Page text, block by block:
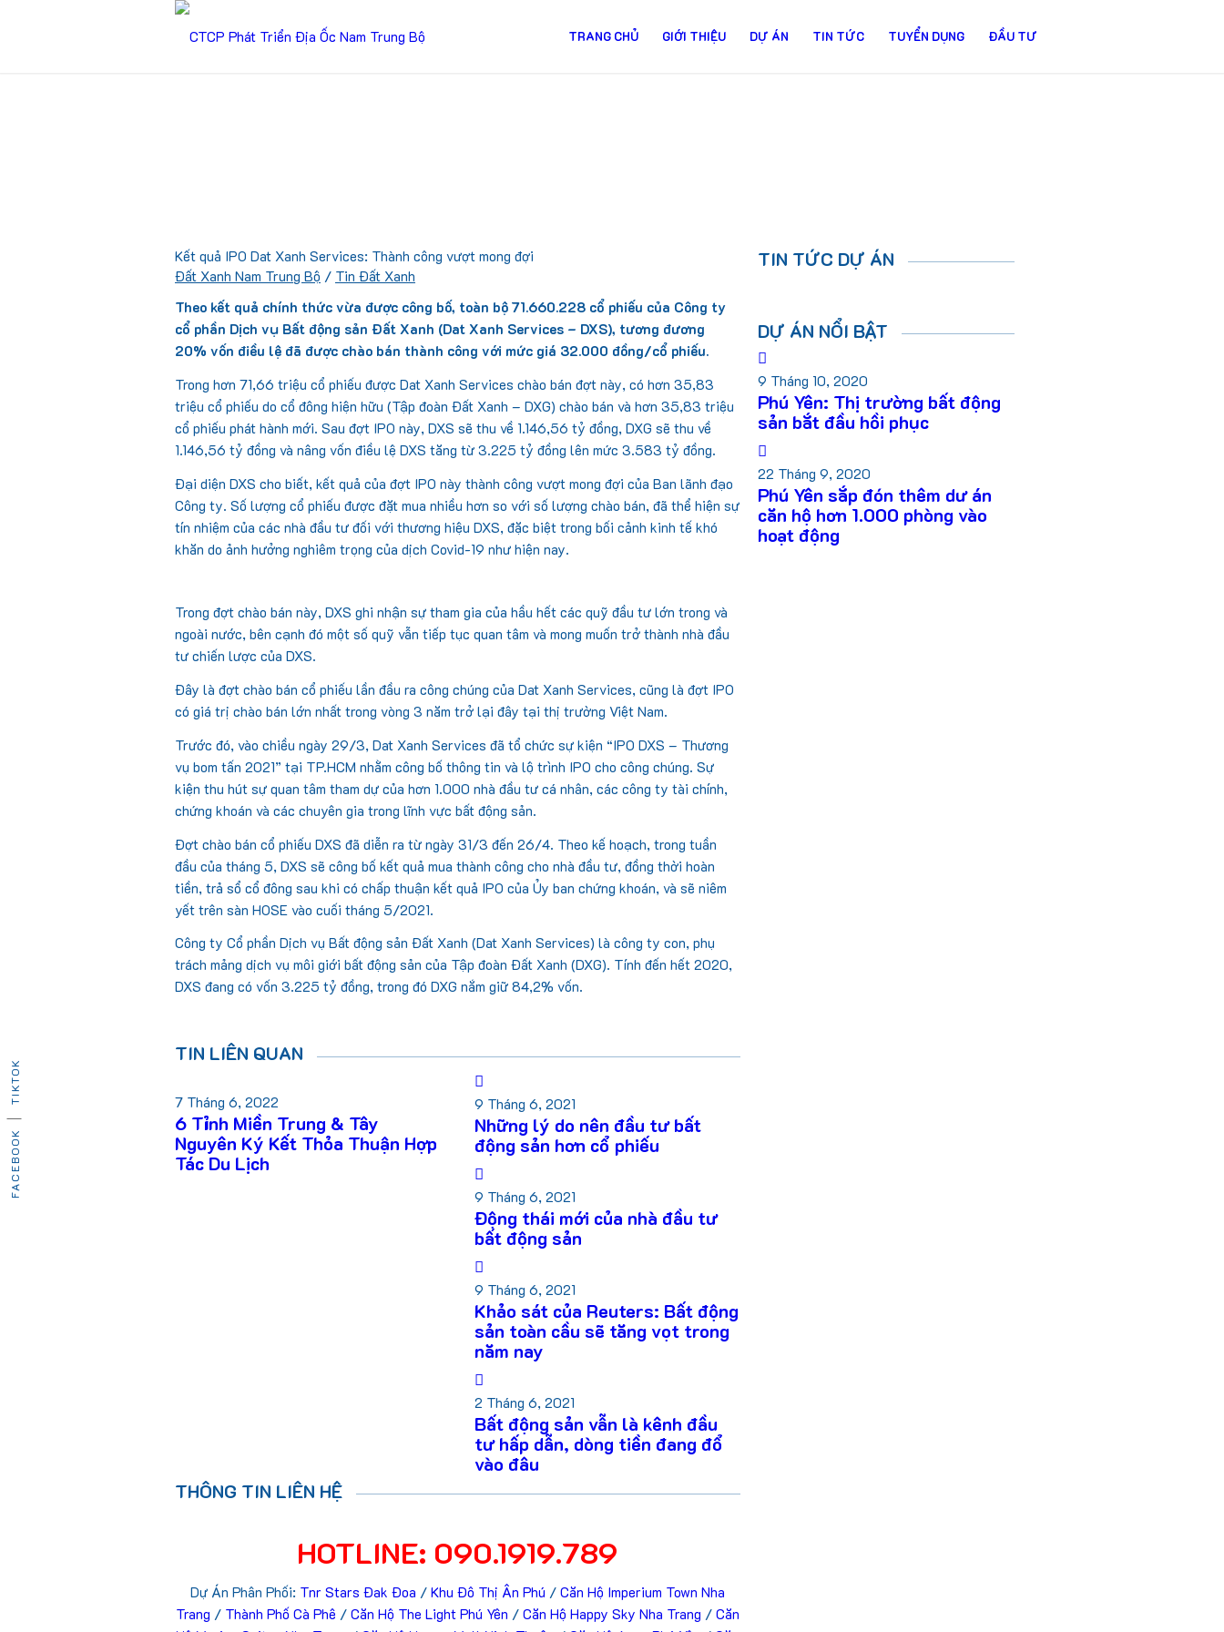
FACEBOOK
TIKTOK
TRANG CHỦ GIỚI THIỆU DỰ ÁN TIN TỨC TUYỂN DỤNG ĐẦU TƯ
Kết quả IPO Dat Xanh Services: Thành công vượt mong đợi
Đất Xanh Nam Trung Bộ / Tin Đất Xanh
Theo kết quả chính thức vừa được công bố, toàn bộ 71.660.228 cổ phiếu của Công ty
cổ phần Dịch vụ Bất động sản Đất Xanh (Dat Xanh Services – DXS), tương đương
20% vốn điều lệ đã được chào bán thành công với mức giá 32.000 đồng/cổ phiếu.
Trong hơn 71,66 triệu cổ phiếu được Dat Xanh Services chào bán đợt này, có hơn 35,83
triệu cổ phiếu do cổ đông hiện hữu (Tập đoàn Đất Xanh – DXG) chào bán và hơn 35,83 triệu
cổ phiếu phát hành mới. Sau đợt IPO này, DXS sẽ thu về 1.146,56 tỷ đồng, DXG sẽ thu về
1.146,56 tỷ đồng và nâng vốn điều lệ DXS tăng từ 3.225 tỷ đồng lên mức 3.583 tỷ đồng.
Đại diện DXS cho biết, kết quả của đợt IPO này thành công vượt mong đợi của Ban lãnh đạo
Công ty. Số lượng cổ phiếu được đặt mua nhiều hơn so với số lượng chào bán, đã thể hiện sự
tín nhiệm của các nhà đầu tư đối với thương hiệu DXS, đặc biệt trong bối cảnh kinh tế khó
khăn do ảnh hưởng nghiêm trọng của dịch Covid-19 như hiện nay.
Trong đợt chào bán này, DXS ghi nhận sự tham gia của hầu hết các quỹ đầu tư lớn trong và
ngoài nước, bên cạnh đó một số quỹ vẫn tiếp tục quan tâm và mong muốn trở thành nhà đầu
tư chiến lược của DXS.
Đây là đợt chào bán cổ phiếu lần đầu ra công chúng của Dat Xanh Services, cũng là đợt IPO
có giá trị chào bán lớn nhất trong vòng 3 năm trở lại đây tại thị trường Việt Nam.
Trước đó, vào chiều ngày 29/3, Dat Xanh Services đã tổ chức sự kiện “IPO DXS – Thương
vụ bom tấn 2021” tại TP.HCM nhằm công bố thông tin và lộ trình IPO cho công chúng. Sự
kiện thu hút sự quan tâm tham dự của hơn 1.000 nhà đầu tư cá nhân, các công ty tài chính,
chứng khoán và các chuyên gia trong lĩnh vực bất động sản.
Đợt chào bán cổ phiếu DXS đã diễn ra từ ngày 31/3 đến 26/4. Theo kế hoạch, trong tuần
đầu của tháng 5, DXS sẽ công bố kết quả mua thành công cho nhà đầu tư, đồng thời hoàn
tiền, trả sổ cổ đông sau khi có chấp thuận kết quả IPO của Ủy ban chứng khoán, và sẽ niêm
yết trên sàn HOSE vào cuối tháng 5/2021.
Công ty Cổ phần Dịch vụ Bất động sản Đất Xanh (Dat Xanh Services) là công ty con, phụ
trách mảng dịch vụ môi giới bất động sản của Tập đoàn Đất Xanh (DXG). Tính đến hết 2020,
DXS đang có vốn 3.225 tỷ đồng, trong đó DXG nắm giữ 84,2% vốn.
TIN LIÊN QUAN
7 Tháng 6, 2022
6 Tỉnh Miền Trung & Tây
Nguyên Ký Kết Thỏa Thuận Hợp
Tác Du Lịch
9 Tháng 6, 2021
Những lý do nên đầu tư bất
động sản hơn cổ phiếu
9 Tháng 6, 2021
Động thái mới của nhà đầu tư
bất động sản
9 Tháng 6, 2021
Khảo sát của Reuters: Bất động
sản toàn cầu sẽ tăng vọt trong
năm nay
2 Tháng 6, 2021
Bất động sản vẫn là kênh đầu
tư hấp dẫn, dòng tiền đang đổ
vào đâu
THÔNG TIN LIÊN HỆ
HOTLINE: 090.1919.789
Dự Án Phân Phối: Tnr Stars Đak Đoa / Khu Đô Thị Ân Phú / Căn Hộ Imperium Town Nha
Trang / Thành Phố Cà Phê / Căn Hộ The Light Phú Yên / Căn Hộ Happy Sky Nha Trang / Căn
TIN TỨC DỰ ÁN
DỰ ÁN NỔI BẬT
9 Tháng 10, 2020
Phú Yên: Thị trường bất động
sản bắt đầu hồi phục
22 Tháng 9, 2020
Phú Yên sắp đón thêm dư án
căn hộ hơn 1.000 phòng vào
hoạt động